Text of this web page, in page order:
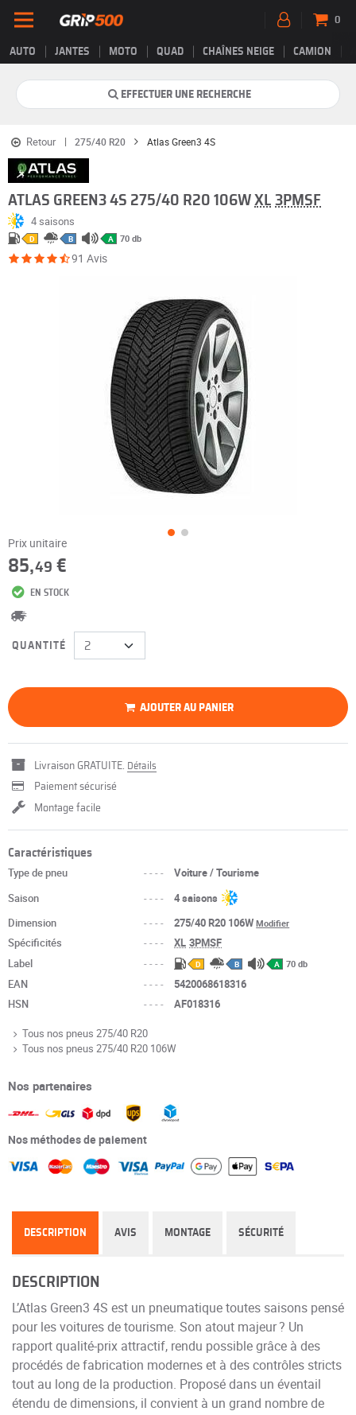
AUTO JANTES MOTO QUAD CHAÎNES NEIGE CAMION
0
EFFECTUER UNE RECHERCHE
Retour 275/40 R20 Atlas Green3 4S
ATLAS GREEN3 4S 275/40 R20 106W XL 3PMSF
4 saisons
D B A 70 db
91 Avis
Prix unitaire
85,49 €
EN STOCK
QUANTITÉ
AJOUTER AU PANIER
Livraison GRATUITE. Détails
Paiement sécurisé
Montage facile
Caractéristiques
Type de pneu ----
Voiture / Tourisme
Saison
----
4 saisons
Dimension
---- 275/40 R20 106WModifier
Spécificités ---- XL 3PMSF
Label
---- D B A 70 db
EAN ----
5420068618316
HSN
---- AF018316
Tous nos pneus 275/40 R20
Tous nos pneus 275/40 R20 106W
Nos partenaires
Nos méthodes de paiement
DESCRIPTION AVIS MONTAGE SÉCURITÉ
DESCRIPTION
L’Atlas Green3 4S est un pneumatique toutes saisons pensé
pour les voitures de tourisme. Son atout majeur ? Un
rapport qualité-prix attractif, rendu possible grâce à des
procédés de fabrication modernes et à des contrôles stricts
tout au long de la production. Proposé dans un éventail
étendu de dimensions, il convient à un grand nombre de